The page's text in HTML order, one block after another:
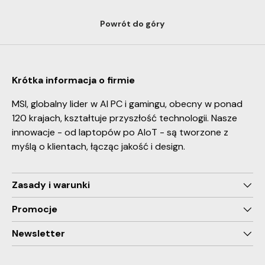
Powrót do góry
Krótka informacja o firmie
MSI, globalny lider w AI PC i gamingu, obecny w ponad
120 krajach, kształtuje przyszłość technologii. Nasze
innowacje - od laptopów po AIoT - są tworzone z
myślą o klientach, łącząc jakość i design.
Zasady i warunki
Promocje
Newsletter